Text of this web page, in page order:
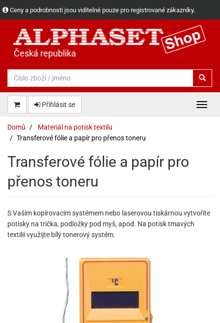
Ceny a podrobnosti jsou viditelné pouze pro registrované zákazníky.
Česká republika
Přihlásit se
Domů
Materiál na potisk textilu
Transferové fólie a papír pro přenos toneru
Transferové fólie a papír pro
přenos toneru
S Vaším kopírovacím systémem nebo laserovou tiskárnou vytvoříte
potisky na trička, podložky pod myš, apod. Na potisk tmavých
textilií využijte bílý tonerový systém.